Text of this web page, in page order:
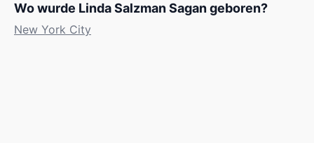
Wo wurde Linda Salzman Sagan geboren?
New York City